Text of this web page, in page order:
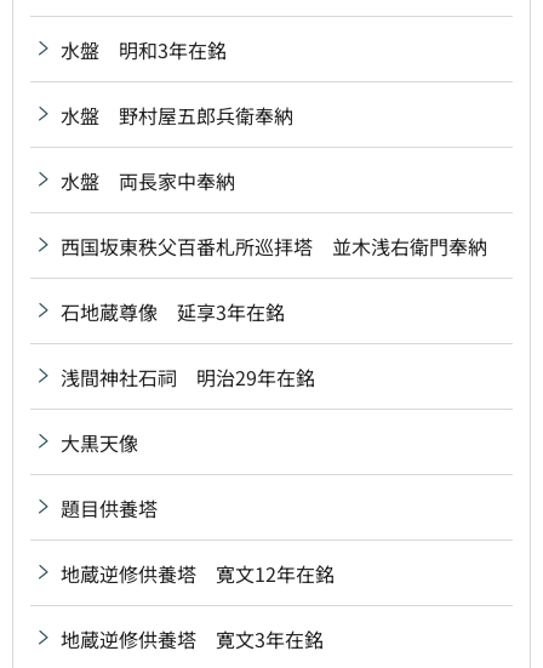
水盤 明和3年在銘
水盤 野村屋五郎兵衛奉納
水盤 両長家中奉納
西国坂東秩父百番札所巡拝塔 並木浅右衛門奉納
石地蔵尊像 延享3年在銘
浅間神社石祠 明治29年在銘
大黒天像
題目供養塔
地蔵逆修供養塔 寛文12年在銘
地蔵逆修供養塔 寛文3年在銘